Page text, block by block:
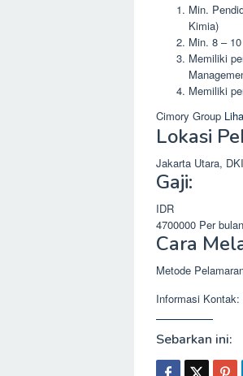
Min.
Kimia)
Min. 8 –
Memiliki
Memiliki
Cimory Group
Lokasi
Jakarta Utara,
Gaji:
IDR
4700000 Per bulan
Cara
Metode
Informasi
Sebarkan ini: